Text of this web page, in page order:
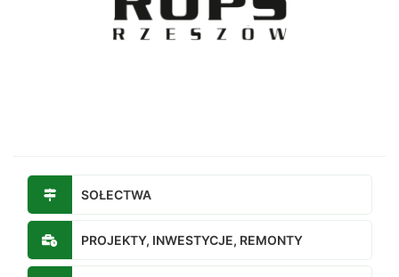
SOŁECTWA
PROJEKTY, INWESTYCJE, REMONTY